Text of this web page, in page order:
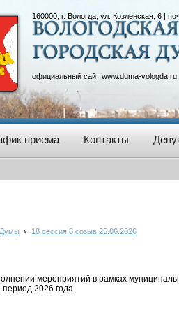
160000, г. Вологда, ул. Козленская, 6 |
официальный сайт www.duma-vologda.ru
приема Контакты
Думы
18 сессия 8 созыв 25.06.2026
мероприятий в рамках
период 2026 года.